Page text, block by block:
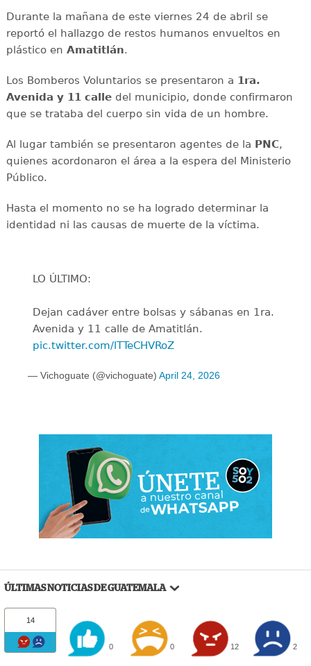
Durante la mañana de este viernes 24 de abril se
reportó el hallazgo de restos humanos envueltos en
plástico en Amatitlán.
Los Bomberos Voluntarios se presentaron a 1ra.
Avenida y 11 calledel municipio, donde confirmaron
que se trataba del cuerpo sin vida de un hombre.
Al lugar también se presentaron agentes de la PNC,
quienes acordonaron el área a la espera del Ministerio
Público.
Hasta el momento no se ha logrado determinar la
identidad ni las causas de muerte de la víctima.
LO ÚLTIMO:
Dejan cadáver entre bolsas y sábanas en 1ra.
Avenida y 11 calle de Amatitlán.
pic.twitter.com/lTTeCHVRoZ
— Vichoguate (@vichoguate) April 24, 2026
ÚLTIMAS NOTICIAS DE GUATEMALA
14
0 0 12 2